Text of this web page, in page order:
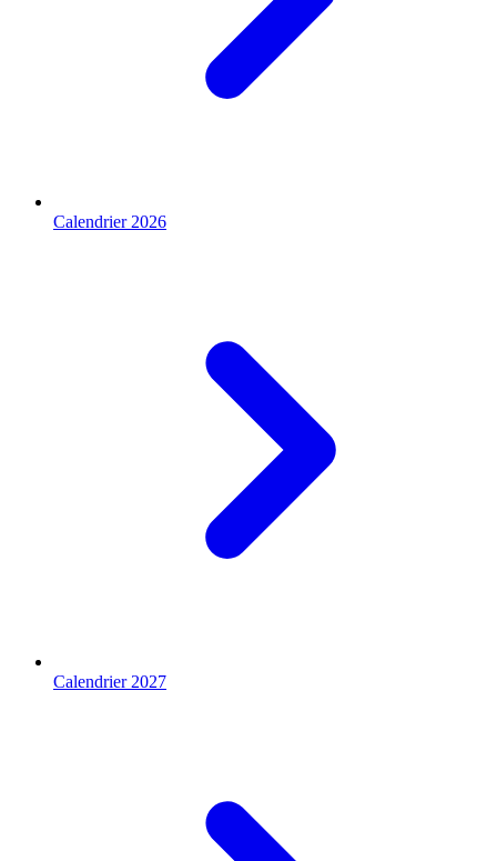
Calendrier 2026
Calendrier 2027